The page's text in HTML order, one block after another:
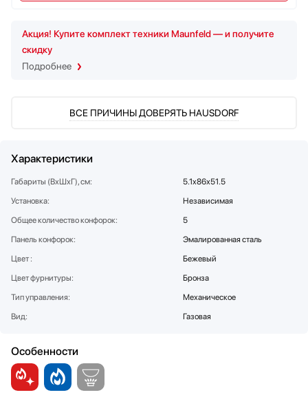
Стиральные машины
Сушильные машины
Телевизоры
Холодильное оборудование
Хьюмидоры
Чайники
Акция! Купите комплект техники Maunfeld — и получите
скидку
Подробнее
ВСЕ ПРИЧИНЫ ДОВЕРЯТЬ HAUSDORF
Характеристики
Габариты (ВхШхГ), см:
5.1х86х51.5
Установка:
Независимая
Общее количество конфорок:
5
Панель конфорок:
Эмалированная сталь
Цвет :
Бежевый
Цвет фурнитуры:
Бронза
Тип управления:
Механическое
Вид:
Газовая
Особенности